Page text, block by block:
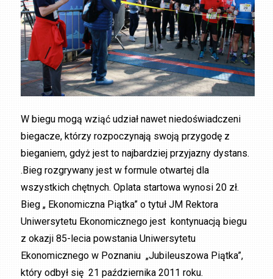
W biegu mogą wziąć udział nawet niedoświadczeni
biegacze, którzy rozpoczynają swoją przygodę z
bieganiem, gdyż jest to najbardziej przyjazny dystans.
.Bieg rozgrywany jest w formule otwartej dla
wszystkich chętnych. Oplata startowa wynosi 20 zł.
Bieg „ Ekonomiczna Piątka” o tytuł JM Rektora
Uniwersytetu Ekonomicznego jest kontynuacją biegu
z okazji 85-lecia powstania Uniwersytetu
Ekonomicznego w Poznaniu „Jubileuszowa Piątka”,
który odbył się 21 października 2011 roku.